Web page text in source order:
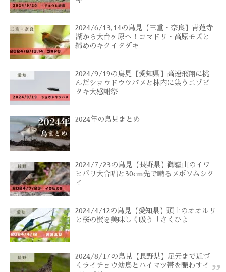
2024/6/13,14の鳥見【三重・奈良】青蓮寺
湖から大台ヶ原へ！コマドリ・高原モズと
締めのキクイタダキ
2024/9/19の鳥見【愛知県】高速飛翔に挑
んだショウドウツバメと林内に集うエゾビ
タキ大感謝祭
2024年の鳥見まとめ
2024/7/23の鳥見【長野県】御嶽山のイワ
ヒバリ大合唱と30cm先で囀るメボソムシク
イ
2024/4/12の鳥見【愛知県】頭上のオオルリ
と桜の蜜を美味しく吸う「さくひよ」
2024/8/17の鳥見【長野県】足元まで近づ
くライチョウ幼鳥とハイマツ帯を賑わすイ